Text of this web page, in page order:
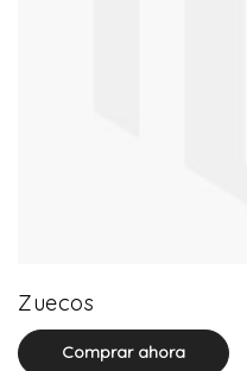
Zuecos
Comprar ahora